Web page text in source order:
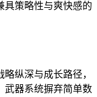
具策略性与爽快感的
纵深与成长路径，
武器系统摒弃简单数